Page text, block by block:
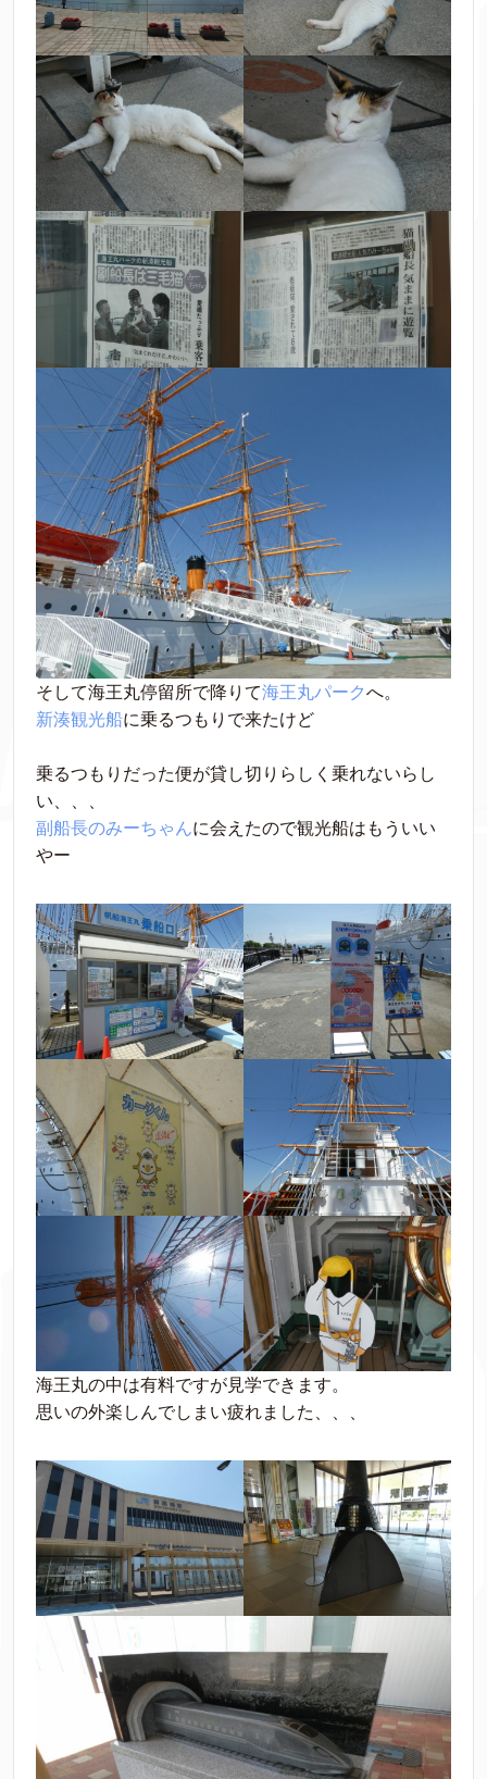
そして海王丸停留所で降りて海王丸パークへ。
新湊観光船に乗るつもりで来たけど
乗るつもりだった便が貸し切りらしく乗れないらし
い、、、
副船長のみーちゃんに会えたので観光船はもういい
やー
海王丸の中は有料ですが見学できます。
思いの外楽しんでしまい疲れました、、、